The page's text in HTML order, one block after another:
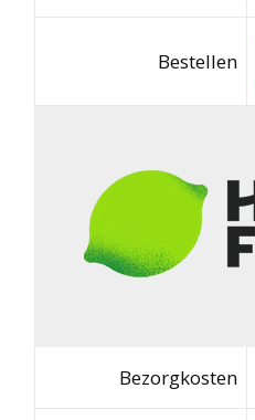
Bestellen
Bezorgkosten